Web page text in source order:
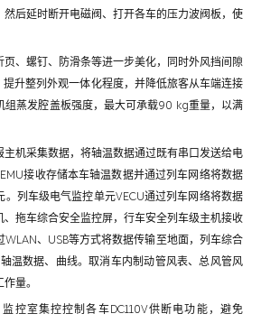
然后延时断开电磁阀、打开各车的压力波阀板，使
页、螺钉、防滑条等进一步美化，同时外风挡间隙
升整列外观一体化程度，并降低旅客从车端连接
组蒸发腔盖板强度，最大可承载90 kg重量，以满
主机采集数据，将轴温数据通过既有串口发送给电
接收存储本车轴温数据并通过列车网络将数据
。列车级电气监控单元VECU通过列车网络将数据
拖车综合安全监控屏，行车安全列车级主机接收
、USB等方式将数据传输至地面，列车综合
温数据、曲线。取消车内制动管风表、总风管风
量。
控室集控控制各车DC110V供断电功能，避免